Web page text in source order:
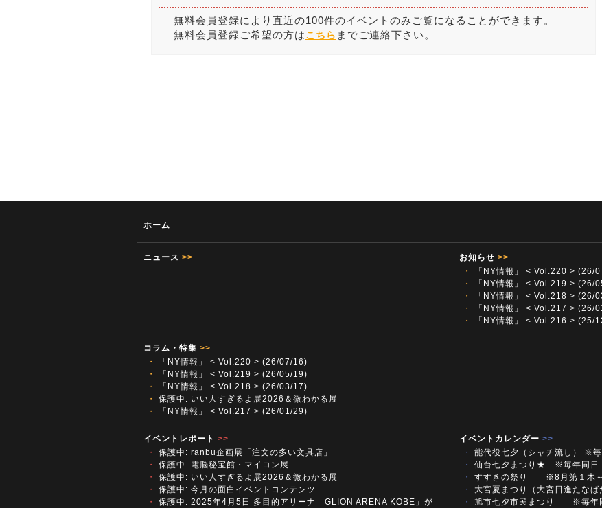
無料会員登録により直近の100件のイベントのみご覧になることができます。
無料会員登録ご希望の方はこちら までご連絡下さい。
ホーム
ニュース >> お知らせ >>
・
「NY情報」 < Vol.220 > (26/
・
「NY情報」 < Vol.219 > (26/
・
「NY情報」 < Vol.218 > (26/
・
「NY情報」 < Vol.217 > (26/
・
「NY情報」 < Vol.216 > (25/
コラム・特集 >>
・
「NY情報」 < Vol.220 > (26/07/16)
・
「NY情報」 < Vol.219 > (26/05/19)
・
「NY情報」 < Vol.218 > (26/03/17)
・
保護中: いい人すぎるよ展2026＆微わかる展
・
「NY情報」 < Vol.217 > (26/01/29)
イベントレポート >>
・
保護中: ranbu企画展「注文の多い文具店」
・
保護中: 電脳秘宝館・マイコン展
・
保護中: いい人すぎるよ展2026＆微わかる展
・
保護中: 今月の面白イベントコンテンツ
・
保護中: 2025年4月5日 多目的アリーナ「GLION ARENA KOBE」が
イベントカレンダー >>
・
能代役七夕（シャチ流し） ※毎
・
仙台七夕まつり★ ※毎年同日
・
すすきの祭り ※8月第１木
・
大宮夏まつり（大宮日進たな
・
旭市七夕市民まつり ※毎年